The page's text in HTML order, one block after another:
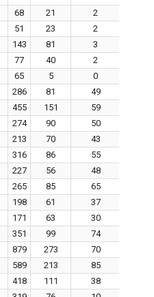
68 21 2
51 23 2
143 81 3
77 40 2
65 5 0
286 81 49
455 151 59
274 90 50
213 70 43
316 86 55
227 56 48
265 85 65
198 61 37
171 63 30
351 99 74
879 273 70
589 213 85
418 111 38